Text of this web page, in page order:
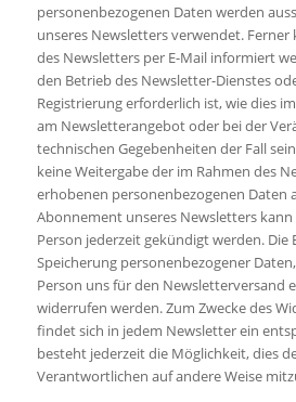
personenbezogenen Daten werden
unseres Newsletters verwendet.
des Newsletters per E-Mail informiert
den Betrieb des Newsletter-Dienstes
Registrierung erforderlich ist, wie dies
am Newsletterangebot oder bei der
technischen Gegebenheiten der Fall
keine Weitergabe der im Rahmen des
erhobenen personenbezogenen Daten
Abonnement unseres Newsletters
Person jederzeit gekündigt werden. Die
Speicherung personenbezogener
Person uns für den Newsletterversand
widerrufen werden. Zum Zwecke des
findet sich in jedem Newsletter ein
besteht jederzeit die Möglichkeit, dies
Verantwortlichen auf andere Weise